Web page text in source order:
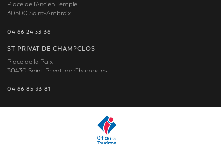
Place de l'Ancien Temple
30500 Saint-Ambroix
04 66 24 33 36
ST PRIVAT DE CHAMPCLOS
Place de la Paix
30430 Saint-Privat-de-Champclos
04 66 85 33 81